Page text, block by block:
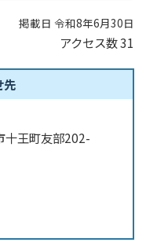
掲載日 令和8年6月30日
アクセス数31
先
十王町友部202-